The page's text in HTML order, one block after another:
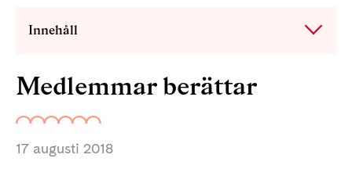
Innehåll
Medlemmar berättar
17 augusti 2018